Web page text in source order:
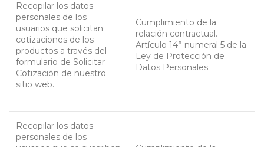
Recopilar los datos
personales de los
usuarios que solicitan
cotizaciones de los
productos a través del
formulario de Solicitar
Cotización de nuestro
sitio web.
Cumplimiento de la
relación contractual.
Artículo 14° numeral 5 de la
Ley de Protección de
Datos Personales.
Recopilar los datos
personales de los